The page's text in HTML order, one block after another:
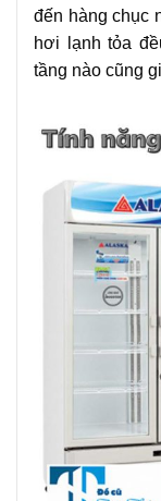
đến hàng chục
hơi lạnh tỏa
tầng nào cũng